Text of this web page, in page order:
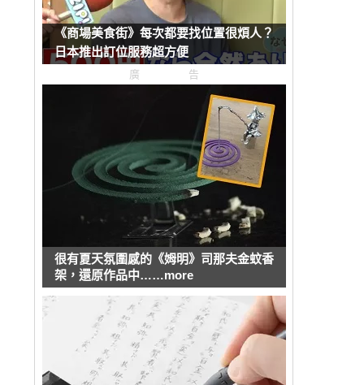
《商場美食街》每次都要找位置很煩人？
日本推出訂位服務超方便
廣告
很有夏天氛圍感的《姆明》司那夫金蚊香
架，還原作品中……more